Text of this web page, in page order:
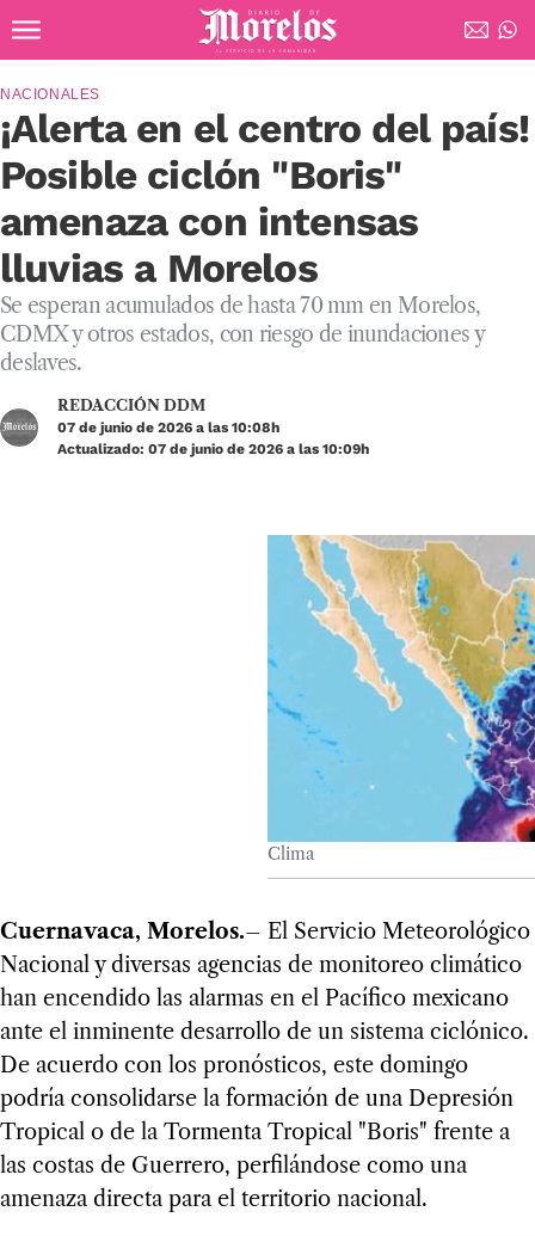
Diario de Morelos
¡Alerta en el centro del país!
Posible ciclón "Boris"
amenaza con intensas
lluvias a Morelos
NACIONALES
Se esperan acumulados de hasta 70 mm en Morelos,
CDMX y otros estados, con riesgo de inundaciones y
deslaves.
REDACCIÓN DDM
07 de junio de 2026 a las 10:08h
Actualizado: 07 de junio de 2026 a las 10:09h
Clima
Cuernavaca, Morelos.– El Servicio Meteorológico
Nacional y diversas agencias de monitoreo climático
han encendido las alarmas en el Pacífico mexicano
ante el inminente desarrollo de un sistema ciclónico.
De acuerdo con los pronósticos, este domingo
podría consolidarse la formación de una Depresión
Tropical o de la Tormenta Tropical "Boris" frente a
las costas de Guerrero, perfilándose como una
amenaza directa para el territorio nacional.